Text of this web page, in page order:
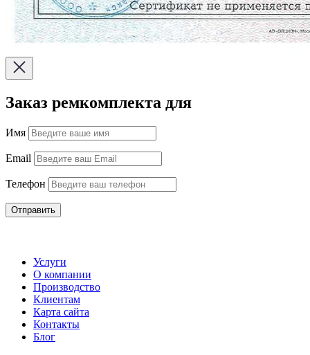
Заказ ремкомплекта для
Имя
Email
Телефон
Отправить
Услуги
О компании
Производство
Клиентам
Карта сайта
Контакты
Блог